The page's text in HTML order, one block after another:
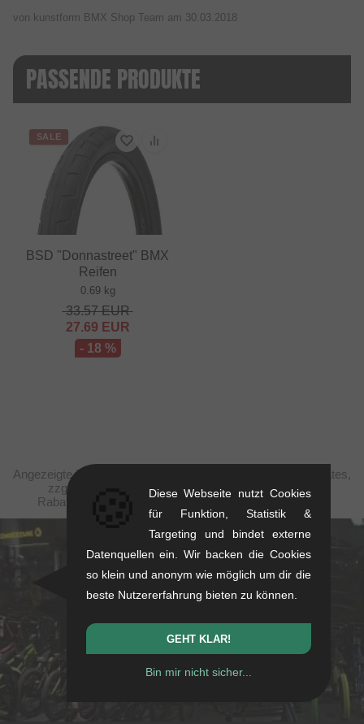
von kunstform BMX Shop Team am 30.03.2018
PASSENDE PRODUKTE
SALE
BSD "Donnastreet" BMX
Reifen
0.69 kg
33.57EUR
27.69 EUR
- 18 %
Angezeigte Preise verstehen sich steuerfrei nach United States,
zzgl. Versandkosten. Durchgestrichene Preise (bei
Rabattierungen) entsprechen der UVP des Herstellers.
kunstform Stuttgart
Rotebühlstr. 63, 70178 Stuttgart
Sa: 11-16
+49/711/21954890
stuttgart@kunstform.org
Diese Webseite nutzt Cookies
für Funktion, Statistik &
Targeting und bindet externe
Datenquellen ein. Wir backen die Cookies
so klein und anonym wie möglich um dir die
beste Nutzererfahrung bieten zu können.
GEHT KLAR!
Bin mir nicht sicher...